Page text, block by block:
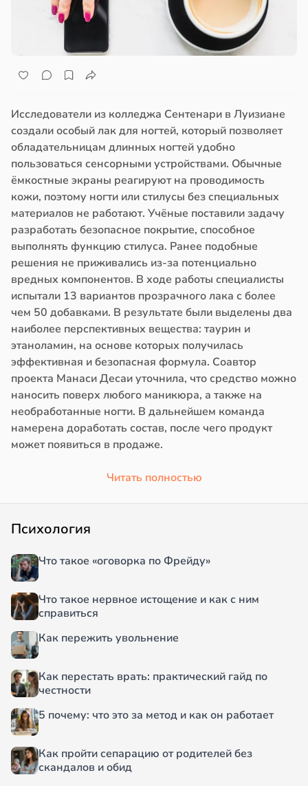
Исследователи из колледжа Сентенари в Луизиане
создали особый лак для ногтей, который позволяет
обладательницам длинных ногтей удобно
пользоваться сенсорными устройствами. Обычные
ёмкостные экраны реагируют на проводимость
кожи, поэтому ногти или стилусы без специальных
материалов не работают. Учёные поставили задачу
разработать безопасное покрытие, способное
выполнять функцию стилуса. Ранее подобные
решения не приживались из-за потенциально
вредных компонентов. В ходе работы специалисты
испытали 13 вариантов прозрачного лака с более
чем 50 добавками. В результате были выделены два
наиболее перспективных вещества: таурин и
этаноламин, на основе которых получилась
эффективная и безопасная формула. Соавтор
проекта Манаси Десаи уточнила, что средство можно
наносить поверх любого маникюра, а также на
необработанные ногти. В дальнейшем команда
намерена доработать состав, после чего продукт
может появиться в продаже.
Читать полностью
Психология
Что такое «оговорка по Фрейду»
Что такое нервное истощение и как с ним
справиться
Как пережить увольнение
Как перестать врать: практический гайд по
честности
5 почему: что это за метод и как он работает
Как пройти сепарацию от родителей без
скандалов и обид